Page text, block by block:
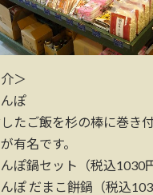
＞
ぽ
たご飯を杉の棒に巻き
有名です。
ぽ鍋セット（税込1030
ぽ だまこ餅鍋（税込